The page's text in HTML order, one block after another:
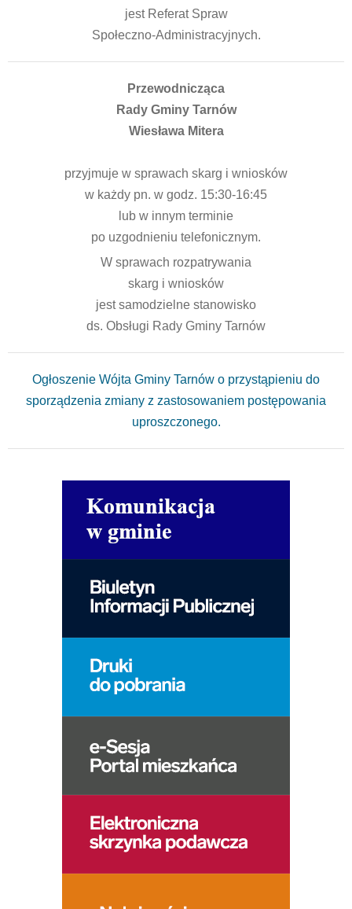
jest Referat Spraw
Społeczno-Administracyjnych.
Przewodnicząca
Rady Gminy Tarnów
Wiesława Mitera
przyjmuje w sprawach skarg i wniosków
w każdy pn. w godz. 15:30-16:45
lub w innym terminie
po uzgodnieniu telefonicznym.
W sprawach rozpatrywania
skarg i wniosków
jest samodzielne stanowisko
ds. Obsługi Rady Gminy Tarnów
Ogłoszenie Wójta Gminy Tarnów o przystąpieniu do
sporządzenia zmiany z zastosowaniem postępowania
uproszczonego.